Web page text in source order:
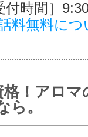
付時間］
料無料につ
！アロマ
ら。